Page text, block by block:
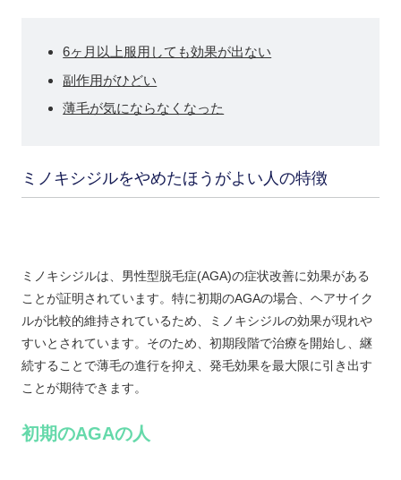
初期のAGAの人
ミノキシジルは、男性型脱毛症(AGA)の症状改善に効果がある
ことが証明されています。特に初期のAGAの場合、ヘアサイク
ルが比較的維持されているため、ミノキシジルの効果が現れや
すいとされています。そのため、初期段階で治療を開始し、継
続することで薄毛の進行を抑え、発毛効果を最大限に引き出す
ことが期待できます。
ミノキシジルをやめたほうがよい人の特徴
6ヶ月以上服用しても効果が出ない
副作用がひどい
薄毛が気にならなくなった